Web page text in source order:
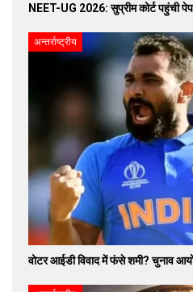
NEET-UG 2026: सुप्रीम कोर्ट पहुंची
अन्तर्राष्ट्रीय
वोटर आईडी विवाद में फंसे शमी? चुनाव